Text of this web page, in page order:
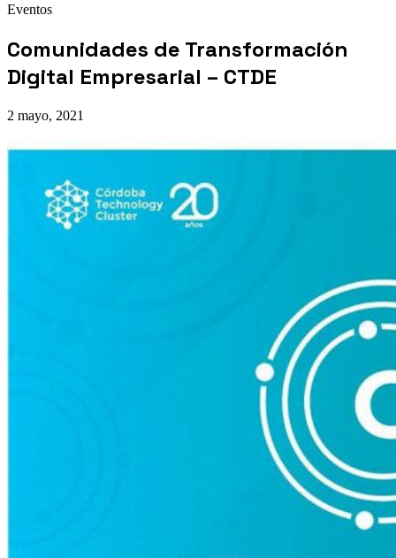
Eventos
Comunidades de Transformación
Digital Empresarial – CTDE
2 mayo, 2021